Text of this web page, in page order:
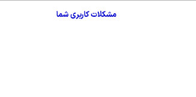
مشکلات کاربری شما